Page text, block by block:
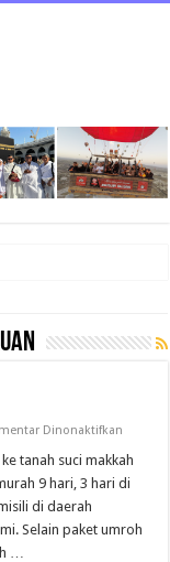
Dinonaktifkan
tanah suci makkah
9 hari, 3 hari di
di daerah
Selain paket umroh
…